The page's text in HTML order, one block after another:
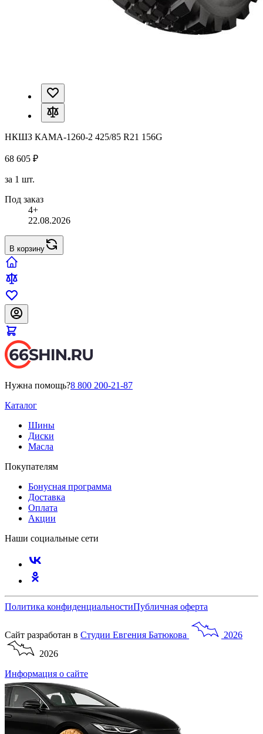
НКШЗ КАМА-1260-2 425/85 R21 156G
68 605 ₽
за 1 шт.
Под заказ
4+
22.08.2026
В корзину
Нужна помощь?8 800 200-21-87
Каталог
Шины
Диски
Масла
Покупателям
Бонусная программа
Доставка
Оплата
Акции
Наши социальные сети
Политика конфиденциальностиПубличная оферта
Сайт разработан в Студии Евгения Батюкова
2026
2026
Информация о сайте